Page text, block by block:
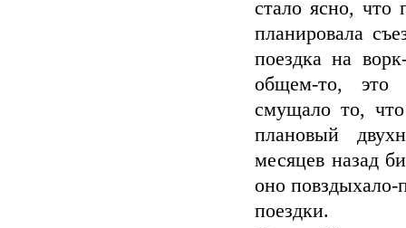
стало ясно,
планировала
поездка на
общем-то, это
смущало то,
плановый
месяцев назад
оно повздыхало-
поездки.